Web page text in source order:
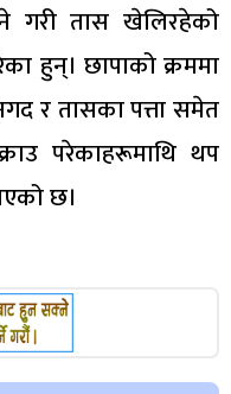
गरी तास खेलिरहेको
हुन्। छापाको क्रममा
र तासका पत्ता समेत
परेकाहरूमाथि थप
छ।